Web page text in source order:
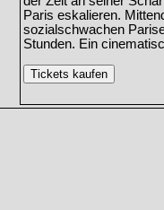
Paris eskalieren.
sozialschwachen
Stunden. Ein